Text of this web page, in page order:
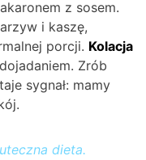
z sosem.
i kaszę,
porcji. Kolacja
Zrób
sygnał: mamy
dieta.